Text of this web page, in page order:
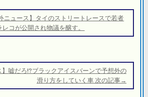
ニュース】タイのストリートレースで若者
コが公開され物議を醸す。
】嘘だろ!?ブラックアイスバーンで予想外の
滑り方をしていく車 次の記事→